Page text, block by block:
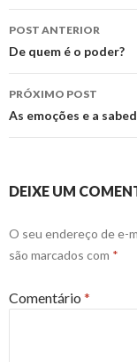
Navegação
de
posts
POST ANTERIOR
De quem é o poder?
PRÓXIMO POST
As emoções e a
DEIXE UM
O seu endereço de e-
são marcados com *
Comentário *